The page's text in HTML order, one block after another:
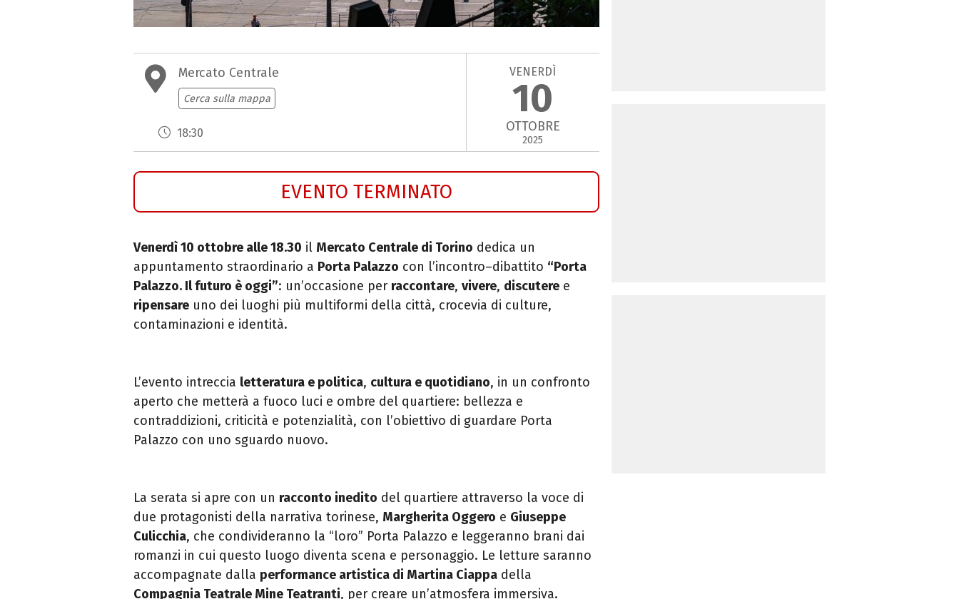
Mercato Centrale
Cerca sulla mappa
18:30
VENERDÌ
10
OTTOBRE
2025
EVENTO TERMINATO
Venerdì 10 ottobre alle 18.30 il Mercato Centrale di Torino dedica un
appuntamento straordinario a Porta Palazzo con l’incontro–dibattito “Porta
Palazzo. Il futuro è oggi”: un’occasione per raccontare, vivere, discutere e
ripensare uno dei luoghi più multiformi della città, crocevia di culture,
contaminazioni e identità.
L’evento intreccia letteratura e politica, cultura e quotidiano, in un confronto
aperto che metterà a fuoco luci e ombre del quartiere: bellezza e
contraddizioni, criticità e potenzialità, con l’obiettivo di guardare Porta
Palazzo con uno sguardo nuovo.
La serata si apre con un racconto inedito del quartiere attraverso la voce di
due protagonisti della narrativa torinese, Margherita Oggero e Giuseppe
Culicchia, che condivideranno la “loro” Porta Palazzo e leggeranno brani dai
romanzi in cui questo luogo diventa scena e personaggio. Le letture saranno
accompagnate dalla performance artistica di Martina Ciappa della
Compagnia Teatrale Mine Teatranti, per creare un’atmosfera immersiva.